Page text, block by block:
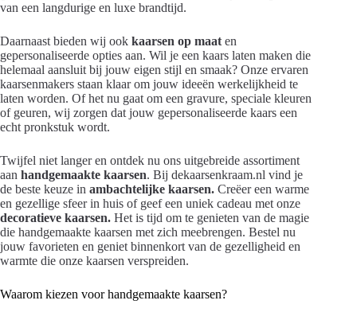
van een langdurige en luxe brandtijd.
Daarnaast bieden wij ook kaarsen op maat en
gepersonaliseerde opties aan. Wil je een kaars laten maken die
helemaal aansluit bij jouw eigen stijl en smaak? Onze ervaren
kaarsenmakers staan klaar om jouw ideeën werkelijkheid te
laten worden. Of het nu gaat om een gravure, speciale kleuren
of geuren, wij zorgen dat jouw gepersonaliseerde kaars een
echt pronkstuk wordt.
Twijfel niet langer en ontdek nu ons uitgebreide assortiment
aan handgemaakte kaarsen. Bij dekaarsenkraam.nl vind je
de beste keuze in ambachtelijke kaarsen. Creëer een warme
en gezellige sfeer in huis of geef een uniek cadeau met onze
decoratieve kaarsen. Het is tijd om te genieten van de magie
die handgemaakte kaarsen met zich meebrengen. Bestel nu
jouw favorieten en geniet binnenkort van de gezelligheid en
warmte die onze kaarsen verspreiden.
Waarom kiezen voor handgemaakte kaarsen?